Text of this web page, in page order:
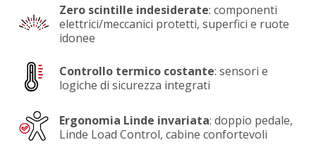
Zero scintille indesiderate: componenti
elettrici/meccanici protetti, superfici e ruote
idonee
Controllo termico costante: sensori e
logiche di sicurezza integrati
Ergonomia Linde invariata: doppio pedale,
Linde Load Control, cabine confortevoli